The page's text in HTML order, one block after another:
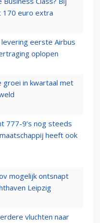
170 euro extra
eerste Airbus
oplopen
groei in kwartaal met
777-9’s nog steeds
heeft ook
mogelijk ontsnapt
Leipzig
vluchten naar